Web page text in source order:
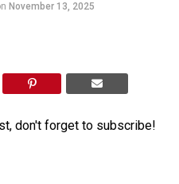
November 13, 2025
don't forget to subscribe!